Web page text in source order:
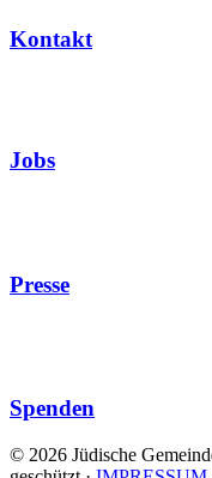
Kontakt
Jobs
Presse
Spenden
© 2026 Jüdische